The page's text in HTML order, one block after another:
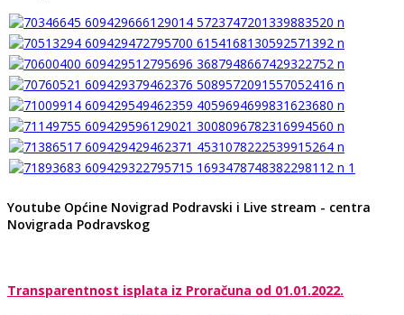
Youtube Općine Novigrad Podravski i Live stream - centra
Novigrada Podravskog
Transparentnost isplata iz Proračuna od 01.01.2022.